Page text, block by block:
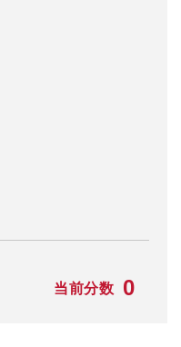
当前分数 0